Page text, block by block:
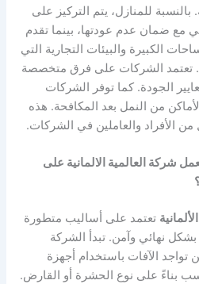
للمنازل، يتم التركيز على
مع ضمان عدم عودتها، بينما تقدم
الكبيرة والبيئات التجارية التي
تعتمد الشركات على فرق متخصصة
الجودة. كما توفر الشركات
من النمل بعد المكافحة. هذه
الأفراد والعاملين في الشركات.
شركة العالمية الالمانية على
تعتمد على أساليب متطورة
نهائي وآمن. تبدأ الشركة
الآفات باستخدام أجهزة
بناءً على نوع الحشرة أو القارض.